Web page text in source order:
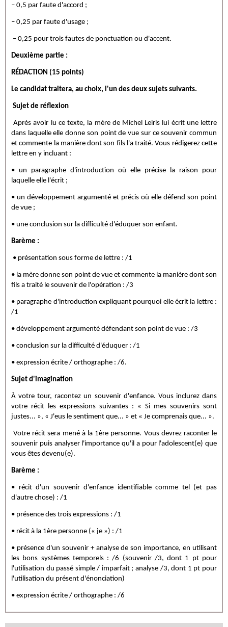
– 0,5 par faute d'accord ;
– 0,25 par faute d'usage ;
– 0,25 pour trois fautes de ponctuation ou d'accent.
Deuxième partie :
RÉDACTION (15 points)
Le candidat traitera, au choix, l'un des deux sujets suivants.
Sujet de réflexion
Après avoir lu ce texte, la mère de Michel Leiris lui écrit une lettre
dans laquelle elle donne son point de vue sur ce souvenir commun
et commente la manière dont son fils l'a traité. Vous rédigerez cette
lettre en y incluant :
• un paragraphe d'introduction où elle précise la raison pour
laquelle elle l'écrit ;
• un développement argumenté et précis où elle défend son point
de vue ;
• une conclusion sur la difficulté d'éduquer son enfant.
Barème :
• présentation sous forme de lettre : /1
• la mère donne son point de vue et commente la manière dont son
fils a traité le souvenir de l'opération : /3
• paragraphe d'introduction expliquant pourquoi elle écrit la lettre :
/1
• développement argumenté défendant son point de vue : /3
• conclusion sur la difficulté d'éduquer : /1
• expression écrite / orthographe : /6.
Sujet d'imagination
À votre tour, racontez un souvenir d'enfance. Vous inclurez dans
votre récit les expressions suivantes : « Si mes souvenirs sont
justes... », « J'eus le sentiment que... » et « Je comprenais que... ».
Votre récit sera mené à la 1ère personne. Vous devrez raconter le
souvenir puis analyser l'importance qu'il a pour l'adolescent(e) que
vous êtes devenu(e).
Barème :
• récit d'un souvenir d'enfance identifiable comme tel (et pas
d'autre chose) : /1
• présence des trois expressions : /1
• récit à la 1ère personne (« je ») : /1
• présence d'un souvenir + analyse de son importance, en utilisant
les bons systèmes temporels : /6 (souvenir /3, dont 1 pt pour
l'utilisation du passé simple / imparfait ; analyse /3, dont 1 pt pour
l'utilisation du présent d'énonciation)
• expression écrite / orthographe : /6